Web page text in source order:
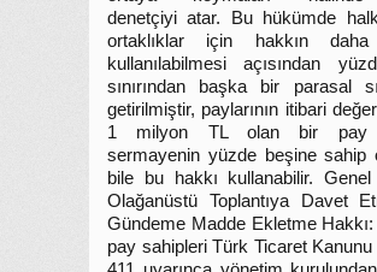
denetçiyi atar. Bu hükümde
ortaklıklar için hakkın
kullanılabilmesi açısından
sınırından başka bir parasal
getirilmiştir, paylarının itibari
1 milyon TL olan bir pay
sermayenin yüzde beşine sahip
bile bu hakkı kullanabilir.
Olağanüstü Toplantıya Davet
Gündeme Madde Ekletme Hakkı:
pay sahipleri Türk Ticaret